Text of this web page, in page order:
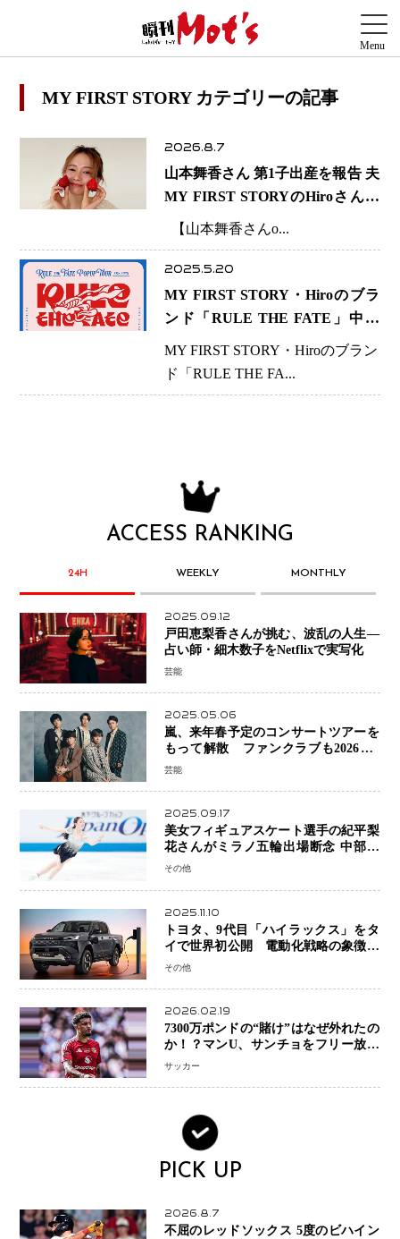
MY FIRST STORY カテゴリーの記事
2026.8.7
山本舞香さん 第1子出産を報告 夫
MY FIRST STORYのHiroさんと
の新たな家族生活「母子ともに健
【山本舞香さんo...
2025.5.20
MY FIRST STORY・Hiroのブラ
ンド「RULE THE FATE」中目
MY FIRST STORY・Hiroのブラン
ド「RULE THE FA...
ACCESS RANKING
24H WEEKLY MONTHLY
2025.09.12
戸田恵梨香さんが挑む、波乱の人生―
占い師・細木数子をNetflixで実写化
芸能
2025.05.06
嵐、来年春予定のコンサートツアーを
もって解散 ファンクラブも2026年5
月末で活動終了
芸能
2025.09.17
美女フィギュアスケート選手の紀平梨
花さんがミラノ五輪出場断念 中部選
手権欠場を発表「安全最優先の判断」
その他
2025.11.10
トヨタ、9代目「ハイラックス」をタ
イで世界初公開 電動化戦略の象徴と
なるBEVモデルを初設定
その他
2026.02.19
7300万ポンドの“賭け”はなぜ外れたの
か！？マンU、サンチョをフリー放出
へ・・・補強戦略の転換点に
サッカー
PICK UP
2026.8.7
不屈のレッドソックス 5度のビハイン